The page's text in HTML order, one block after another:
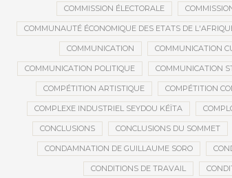
COMMISSION ÉLECTORALE
COMMUNAUTÉ ÉCONOMIQUE DES ETATS DE
COMMUNICATION COMMUNICATION
COMMUNICATION POLITIQUE COMMUNICATION
COMPÉTITION ARTISTIQUE COMPÉTITION
COMPLEXE INDUSTRIEL SEYDOU KÉÏTA
CONCLUSIONS CONCLUSIONS DU SOMMET
CONDAMNATION DE GUILLAUME SORO
CONDITIONS DE TRAVAIL